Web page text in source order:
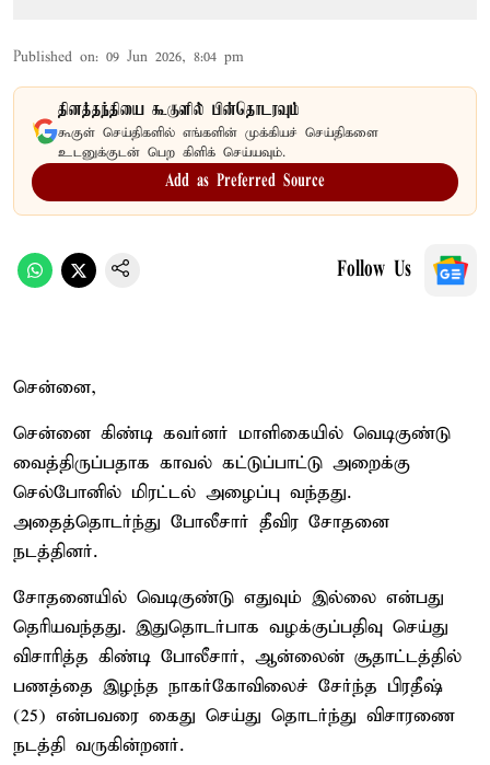
Published on: 09 Jun 2026, 8:04 pm
தினத்தந்தியை கூகுளில் பின்தொடரவும்
கூகுள் செய்திகளில் எங்களின் முக்கியச் செய்திகளை
உடனுக்குடன் பெற கிளிக் செய்யவும்.
Add as Preferred Source
Follow Us
சென்னை,
சென்னை கிண்டி கவர்னர் மாளிகையில் வெடிகுண்டு
வைத்திருப்பதாக காவல் கட்டுப்பாட்டு அறைக்கு
செல்போனில் மிரட்டல் அழைப்பு வந்தது.
அதைத்தொடர்ந்து போலீசார் தீவிர சோதனை
நடத்தினர்.
சோதனையில் வெடிகுண்டு எதுவும் இல்லை என்பது
தெரியவந்தது. இதுதொடர்பாக வழக்குப்பதிவு செய்து
விசாரித்த கிண்டி போலீசார், ஆன்லைன் சூதாட்டத்தில்
பணத்தை இழந்த நாகர்கோவிலைச் சேர்ந்த பிரதீஷ்
(25) என்பவரை கைது செய்து தொடர்ந்து விசாரணை
நடத்தி வருகின்றனர்.